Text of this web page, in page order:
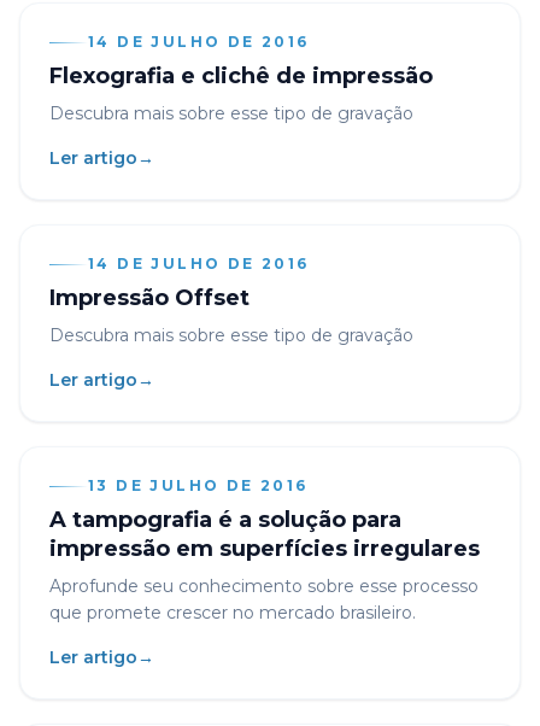
14 DE JULHO DE 2016
Flexografia e clichê de impressão
Descubra mais sobre esse tipo de gravação
Ler artigo→
14 DE JULHO DE 2016
Impressão Offset
Descubra mais sobre esse tipo de gravação
Ler artigo→
13 DE JULHO DE 2016
A tampografia é a solução para
impressão em superfícies irregulares
Aprofunde seu conhecimento sobre esse processo
que promete crescer no mercado brasileiro.
Ler artigo→